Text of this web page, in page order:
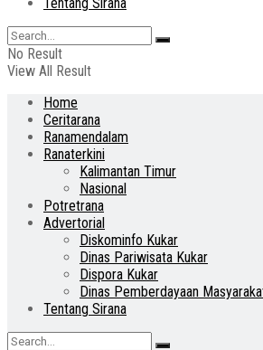
No Result
View All Result
Home
Ceritarana
Ranamendalam
Ranaterkini
Kalimantan Timur
Nasional
Potretrana
Advertorial
Diskominfo Kukar
Dinas Pariwisata Kukar
Dispora Kukar
Dinas Pemberdayaan
Tentang Sirana